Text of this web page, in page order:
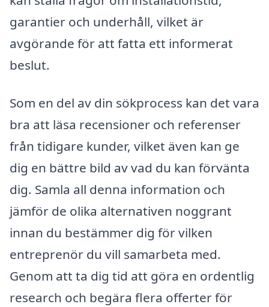
garantier och underhåll, vilket är
avgörande för att fatta ett informerat
beslut.
Som en del av din sökprocess kan det vara
bra att läsa recensioner och referenser
från tidigare kunder, vilket även kan ge
dig en bättre bild av vad du kan förvänta
dig. Samla all denna information och
jämför de olika alternativen noggrant
innan du bestämmer dig för vilken
entreprenör du vill samarbeta med.
Genom att ta dig tid att göra en ordentlig
research och begära flera offerter för